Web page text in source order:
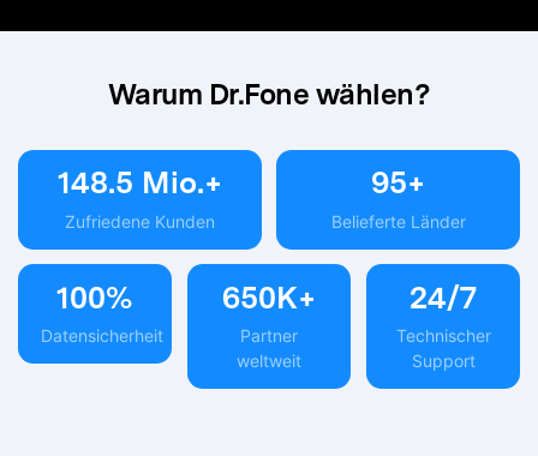
Warum Dr.Fone wählen?
148.5 Mio.+
Zufriedene Kunden
95+
Belieferte Länder
100%
Datensicherheit
650K+
Partner
weltweit
24/7
Technischer
Support